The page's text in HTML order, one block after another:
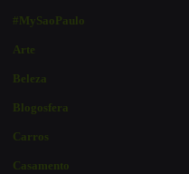
#MySaoPaulo
Arte
Beleza
Blogosfera
Carros
Casamento